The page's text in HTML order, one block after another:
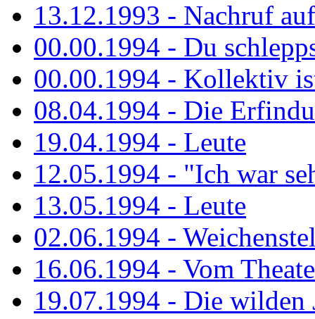
13.12.1993 - Nachruf
00.00.1994 - Du
00.00.1994 - Kollektiv
08.04.1994 - Die
19.04.1994 - Leute
12.05.1994 - "Ich war
13.05.1994 - Leute
02.06.1994 -
16.06.1994 - Vom
19.07.1994 - Die wilden